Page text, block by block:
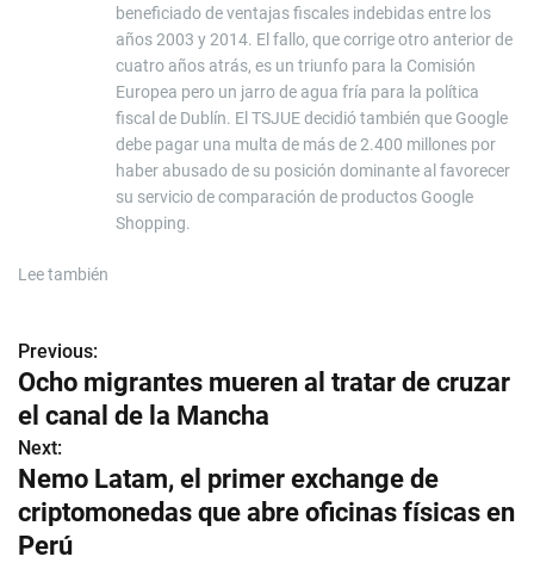
beneficiado de ventajas fiscales indebidas entre los
años 2003 y 2014. El fallo, que corrige otro anterior de
cuatro años atrás, es un triunfo para la Comisión
Europea pero un jarro de agua fría para la política
fiscal de Dublín. El TSJUE decidió también que Google
debe pagar una multa de más de 2.400 millones por
haber abusado de su posición dominante al favorecer
su servicio de comparación de productos Google
Shopping.
Lee también
N
a
v
e
g
Previous:
Ocho migrantes mueren al tratar de cruzar
el canal de la Mancha
Next:
Nemo Latam, el primer exchange de
criptomonedas que abre oficinas físicas en
Perú